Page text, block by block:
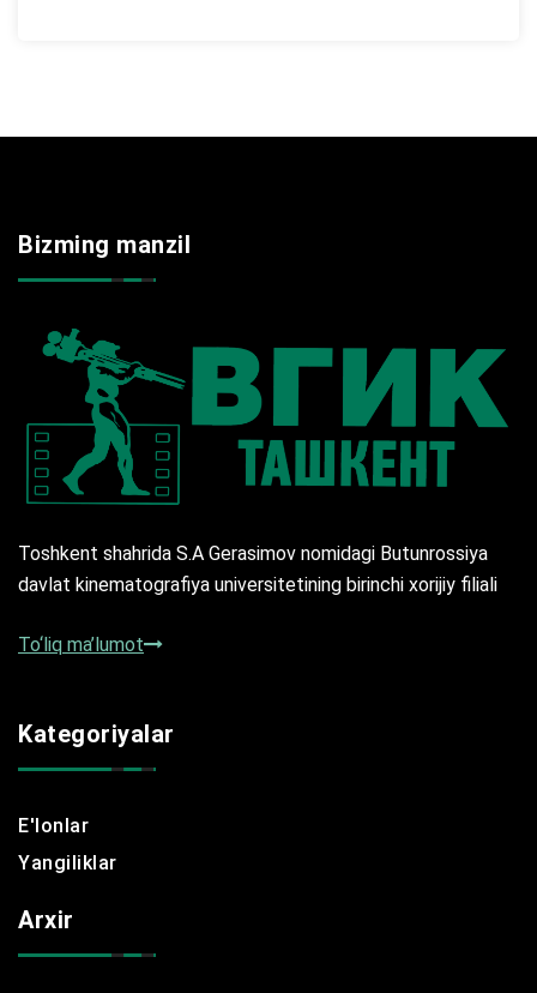
Bizming manzil
Toshkent shahrida S.A Gerasimov nomidagi Butunrossiya
davlat kinematografiya universitetining birinchi xorijiy filiali
To‘liq ma’lumot
Kategoriyalar
E'lonlar
Yangiliklar
Arxir